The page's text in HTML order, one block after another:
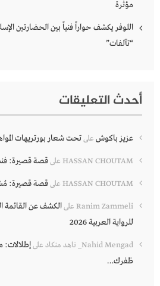
مؤثرة
اللوفر يكشف حواراً فنياً بين الحضارتين
“تآلفات”
أحدث التعليقات
عزيز باكوش علىتحت شعار بورتريهات
HASSAN CHOUTAM علىقصة قصيرة:
HASSAN CHOUTAM علىقصة قصيرة:
Ranim Zammeli علىالكشف عن القائمة
للرواية العربية 2026
Nahid Mengad_ ناهد منكاد على
ظفرك…